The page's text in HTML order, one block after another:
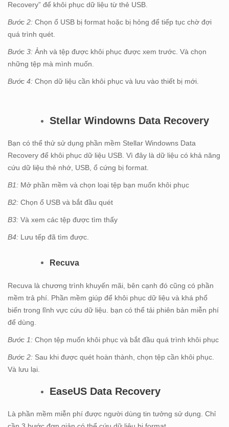
Recovery” để khôi phục dữ liệu từ thẻ USB.
Bước 2: Chọn ổ USB bị format hoặc bị hỏng để tiếp tục chờ đợi
quá trình quét.
Bước 3: Ảnh và tệp được khôi phục được xem trước. Và chọn
những tệp mà mình muốn.
Bước 4: Chọn dữ liệu cần khôi phục và lưu vào thiết bị mới.
Stellar Windowns Data Recovery
Bạn có thể thử sử dụng phần mềm Stellar Windowns Data
Recovery để khôi phục dữ liệu USB. Vì đây là dữ liệu có khả năng
cứu dữ liệu thẻ nhớ, USB, ổ cứng bị format.
B1: Mở phần mềm và chọn loại tệp bạn muốn khôi phục
B2: Chọn ổ USB và bắt đầu quét
B3: Và xem các tệp được tìm thấy
B4: Lưu tếp đã tìm được.
Recuva
Recuva là chương trình khuyến mãi, bên cạnh đó cũng có phần
mềm trả phí. Phần mềm giúp để khôi phục dữ liệu và khá phổ
biến trong lĩnh vực cứu dữ liệu. bạn có thể tải phiên bản miễn phí
để dùng.
Bước 1: Chọn tệp muốn khôi phục và bắt đầu quá trình khôi phục
Bước 2: Sau khi được quét hoàn thành, chọn tệp cần khôi phục.
Và lưu lại.
EaseUS Data Recovery
Là phần mềm miễn phí được người dùng tin tưởng sử dụng. Chỉ